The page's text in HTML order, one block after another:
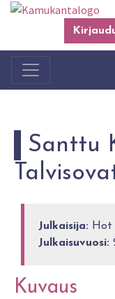
Santtu
Julkaisija: Hot
Julkaisuvuosi:
Kuvaus